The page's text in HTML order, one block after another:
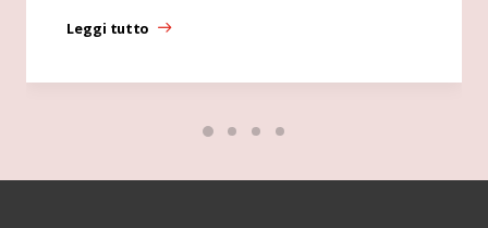
Leggi tutto